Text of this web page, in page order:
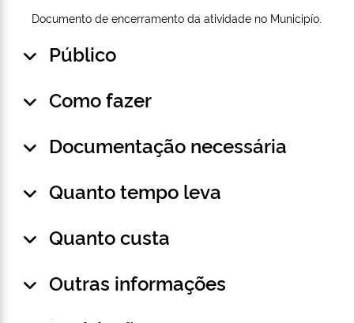
Documento de encerramento da atividade no Municipío.
Público
Como fazer
Documentação necessária
Quanto tempo leva
Quanto custa
Outras informações